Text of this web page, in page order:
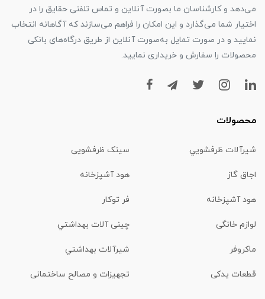
می‌دهد و کارشناسان ما بصورت آنلاین و تماس تلفنی حقایق را در
اختیار شما می‌گذارد و این امکان را فراهم می‌سازند که آگاهانه انتخاب
نمایید و در صورت تمایل به‌صورت آنلاین از طریق درگاه‌های بانکی
محصولات را سفارش و خریداری نمایید.
محصولات
شیرآلات ظرفشويي سینک ظرفشویی
اجاق گاز هود آشپزخانه
هود آشپزخانه فر توکار
لوازم خانگی چینی آلات بهداشتي
ماكروفر شیرآلات بهداشتي
قطعات یدکی تجهیزات و مصالح ساختمانی